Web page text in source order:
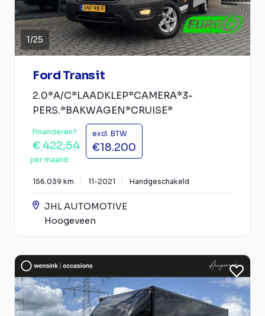
1/25
Ford Transit
2.0*A/C*LAADKLEP*CAMERA*3-
PERS.*BAKWAGEN*CRUISE*
Financieren?
€ 422,54
per maand
excl. BTW
€18.200
156.039 km 11-2021 Handgeschakeld
JHL AUTOMOTIVE
Hoogeveen